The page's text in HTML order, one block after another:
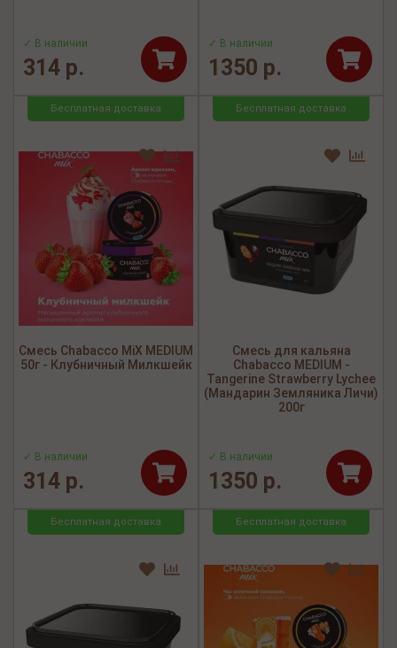
✓ В наличии
314 р.
✓ В наличии
1350 р.
Бесплатная доставка
Смесь Chabacco MiX MEDIUM
50г - Клубничный Милкшейк
✓ В наличии
314 р.
Бесплатная доставка
Смесь для кальяна
Chabacco MEDIUM -
Tangerine Strawberry Lychee
(Мандарин Земляника Личи)
200г
✓ В наличии
1350 р.
Бесплатная доставка Бесплатная доставка